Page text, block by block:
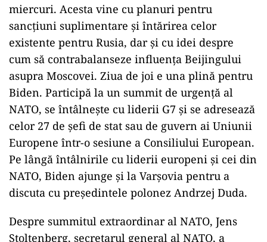
miercuri. Acesta vine cu planuri pentru
sancțiuni suplimentare și întărirea celor
existente pentru Rusia, dar și cu idei despre
cum să contrabalanseze influența Beijingului
asupra Moscovei. Ziua de joi e una plină pentru
Biden. Participă la un summit de urgență al
NATO, se întâlnește cu liderii G7 și se adresează
celor 27 de șefi de stat sau de guvern ai Uniunii
Europene într-o sesiune a Consiliului European.
Pe lângă întâlnirile cu liderii europeni și cei din
NATO, Biden ajunge și la Varșovia pentru a
discuta cu președintele polonez Andrzej Duda.
Despre summitul extraordinar al NATO, Jens
Stoltenberg, secretarul general al NATO, a